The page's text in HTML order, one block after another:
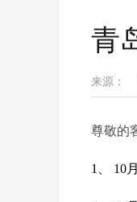
青
来源：
尊敬的
1、 10